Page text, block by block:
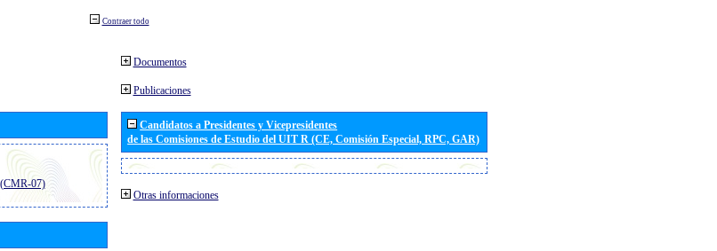
Contraer todo
(CMR-07)
Documentos
Publicaciones
Candidatos a Presidentes y Vicepresidentes
de las Comisiones de Estudio del UIT R (CE, Comisión Especial, RPC, GAR)
Otras informaciones